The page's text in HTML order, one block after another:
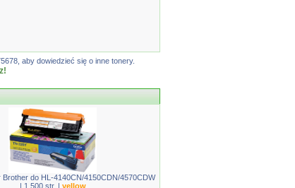
aby dowiedzieć się o inne tonery.
Brother do HL-4140CN/4150CDN/4570CDW
| 1 500 str. | yellow